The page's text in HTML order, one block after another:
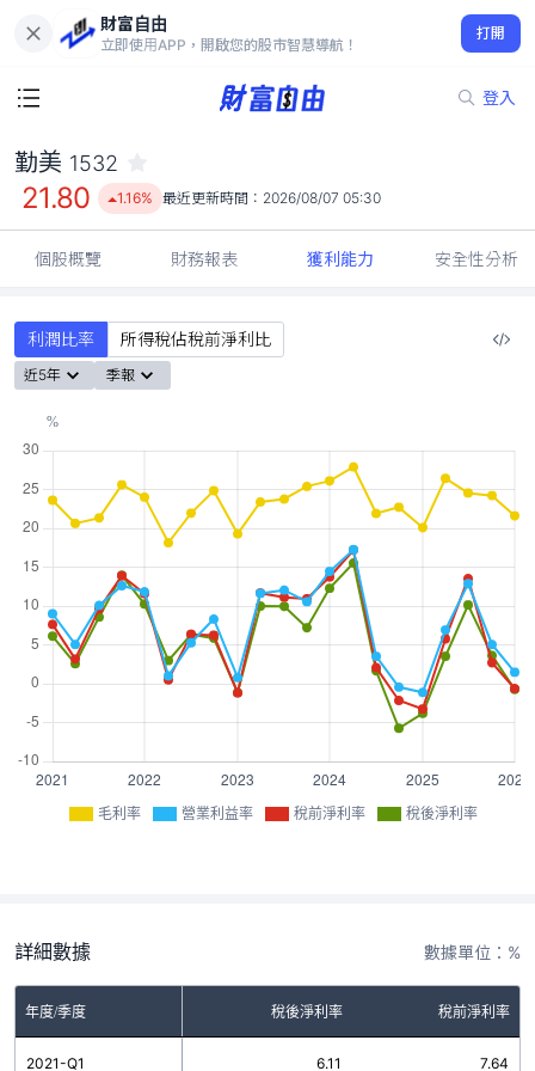
財富自由
立即使用APP，開啟您的股市智慧導航！
打開
登入
21.80
1.16%
勤美 1532
21.80 1.16% 最近更新時間： 2026/08/07 05:30
個股概覽 財務報表 獲利能力 安全性分析
利潤比率 所得稅佔稅前淨利比
近5年 季報
毛利率 營業利益率 稅前淨利率 稅後淨利率
詳細數據 數據單位：%
年度/季度 稅後淨利率 稅前淨利率
2021-Q1 6.11 7.64